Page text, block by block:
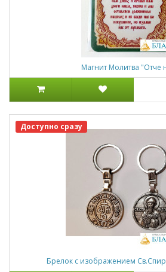
Магнит Молитва "Отче
Доступно сразу
Брелок с изображением